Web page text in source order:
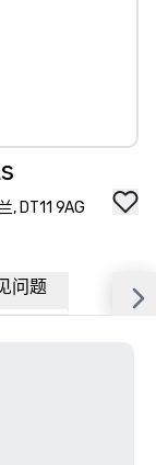
, DT11 9AG
问题